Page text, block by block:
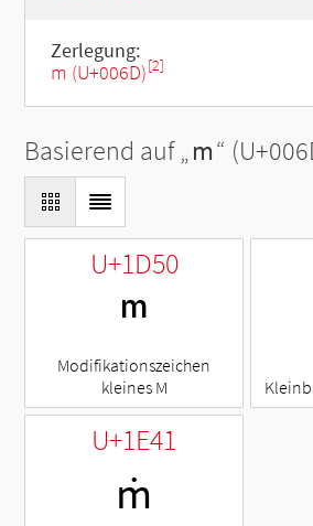
Zerlegung:
m (U+006D)[2]
Basierend auf „m“
U+1D50
ᵐ
Modifikationszeichen
kleines M
U+1E41
ṁ